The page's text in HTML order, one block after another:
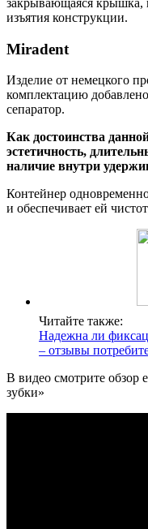
изъятия конструкции.
Miradent
Изделие от немецкого
комплектацию
сепаратор.
Как достоинства
эстетичность,
наличие внутри
Контейнер
и обеспечивает ей
Читайте также:
Надежна ли
– отзывы
В видео смотрите обзор
зубки»